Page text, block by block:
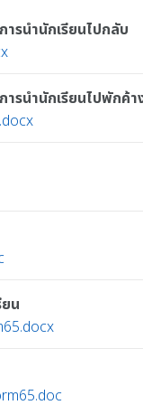
รนำนักเรียนไปกลับ
รนำนักเรียนไปพักค้า
น